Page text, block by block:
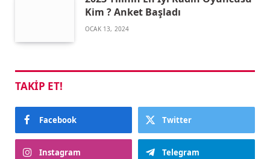
Kim ? Anket Başladı
OCAK 13, 2024
TAKIP ET!
Facebook Twitter
Instagram Telegram